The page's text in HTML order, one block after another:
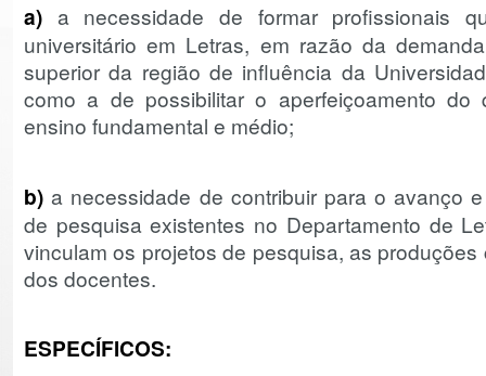
a) a necessidade de formar profissionais
universitário em Letras, em razão da
superior da região de influência da
como a de possibilitar o aperfeiçoamento do
ensino fundamental e médio;
b) a necessidade de contribuir para o avanço
de pesquisa existentes no Departamento de
vinculam os projetos de pesquisa, as
dos docentes.
ESPECÍFICOS: